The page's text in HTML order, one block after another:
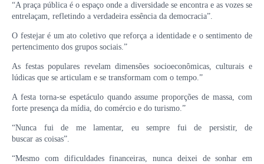
“A praça pública é o espaço onde a diversidade se encontra e as vozes se
entrelaçam, refletindo a verdadeira essência da democracia”.
O festejar é um ato coletivo que reforça a identidade e o sentimento de
pertencimento dos grupos sociais.”
As festas populares revelam dimensões socioeconômicas, culturais e
lúdicas que se articulam e se transformam com o tempo.”
A festa torna-se espetáculo quando assume proporções de massa, com
forte presença da mídia, do comércio e do turismo.”
“Nunca fui de me lamentar, eu sempre fui de persistir, de
buscar as coisas”.
“Mesmo com dificuldades financeiras, nunca deixei de sonhar em